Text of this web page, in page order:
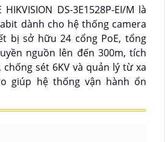
DS-3E1528P-EI/M là
dành cho hệ thống camera
bị sở hữu 24 cổng PoE, tổng
nguồn lên đến 300m, tích
chống sét 6KV và quản lý từ xa
giúp hệ thống vận hành ổn